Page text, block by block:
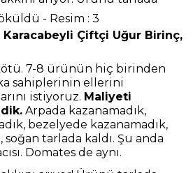
Karacabeyli Çiftçi Uğur Birinç,
7-8 ürünün hiç birinden
sahiplerinin ellerini
istiyoruz. Maliyeti
Arpada kazanamadık,
bezelyede kazanamadık,
soğan tarlada kaldı. Şu anda
Domates de aynı.